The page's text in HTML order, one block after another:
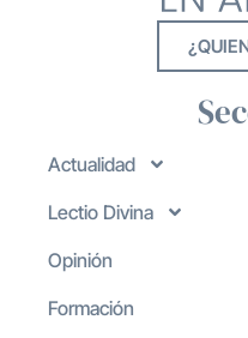
Actualidad
Lectio Divina
Opinión
Formación